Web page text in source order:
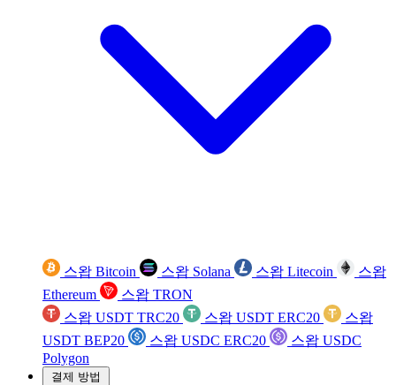
스왑 Bitcoin 스왑 Solana 스왑 Litecoin
스왑
Ethereum
스왑 TRON
스왑 USDT TRC20
스왑 USDT ERC20
스왑
USDT BEP20
스왑 USDC ERC20
스왑 USDC
Polygon
결제 방법